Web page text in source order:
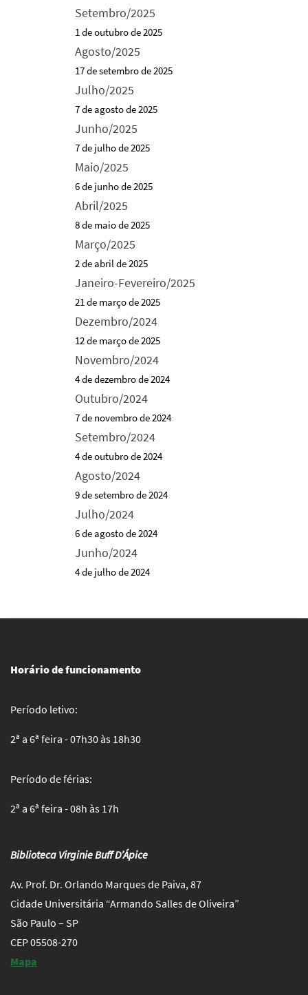
Setembro/2025
1 de outubro de 2025
Agosto/2025
17 de setembro de 2025
Julho/2025
7 de agosto de 2025
Junho/2025
7 de julho de 2025
Maio/2025
6 de junho de 2025
Abril/2025
8 de maio de 2025
Março/2025
2 de abril de 2025
Janeiro-Fevereiro/2025
21 de março de 2025
Dezembro/2024
12 de março de 2025
Novembro/2024
4 de dezembro de 2024
Outubro/2024
7 de novembro de 2024
Setembro/2024
4 de outubro de 2024
Agosto/2024
9 de setembro de 2024
Julho/2024
6 de agosto de 2024
Junho/2024
4 de julho de 2024
Horário de funcionamento
Período letivo:
2ª a 6ª feira - 07h30 às 18h30
Período de férias:
2ª a 6ª feira - 08h às 17h
Biblioteca Virginie Buff D’Ápice
Av. Prof. Dr. Orlando Marques de Paiva, 87
Cidade Universitária “Armando Salles de Oliveira”
São Paulo – SP
CEP 05508-270
Mapa